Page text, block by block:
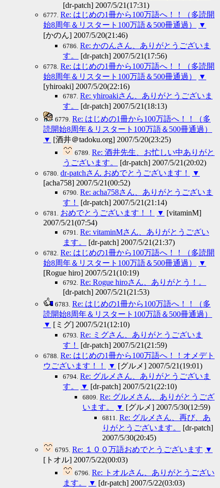
[dr-patch] 2007/5/21(17:31)
6777. Re: はじめの1冊から100万語へ！！（多読開
始8周年＆リスタート100万語＆500冊通過）
▼
[かのん] 2007/5/20(21:46)
6786. Re: かのんさん、ありがとうございま
す。
[dr-patch] 2007/5/21(17:56)
6778. Re: はじめの1冊から100万語へ！！（多読開
始8周年＆リスタート100万語＆500冊通過）
▼
[yhiroaki] 2007/5/20(22:16)
6787. Re: yhiroakiさん、ありがとうございま
す。
[dr-patch] 2007/5/21(18:13)
6779. Re: はじめの1冊から100万語へ！！（多
読開始8周年＆リスタート100万語＆500冊通過）
▼ [酒井＠tadoku.org] 2007/5/20(23:25)
6789. Re: 酒井先生、お忙しい中ありがと
うございます。
[dr-patch] 2007/5/21(20:02)
6780. dr-patchさん おめでとうございます！
▼
[acha758] 2007/5/21(00:52)
6790. Re: acha758さん、ありがとうございま
す！
[dr-patch] 2007/5/21(21:14)
6781. おめでとうございます！！ ▼ [vitaminM]
2007/5/21(07:54)
6791.
Re: vitaminMさん、ありがとうござい
ます。
[dr-patch] 2007/5/21(21:37)
6782. Re: はじめの1冊から100万語へ！！（多読開
始8周年＆リスタート100万語＆500冊通過）
▼
[Rogue hiro] 2007/5/21(10:19)
6792. Re: Rogue hiroさん、ありがとう！。
[dr-patch] 2007/5/21(21:53)
6783. Re: はじめの1冊から100万語へ！！（多
読開始8周年＆リスタート100万語＆500冊通過）
▼ [ミグ] 2007/5/21(12:10)
6793. Re: ミグさん、ありがとうございま
す！
[dr-patch] 2007/5/21(21:59)
6788. Re: はじめの1冊から100万語へ！！オメデト
ウございます！！
▼ [グルメ] 2007/5/21(19:01)
6794. Re: グルメさん、ありがとうございま
す。
▼ [dr-patch] 2007/5/21(22:10)
6809. Re: グルメさん、ありがとうござ
います。
▼ [グルメ] 2007/5/30(12:59)
6811.
Re: グルメさん、再び、あ
りがとうございます。
[dr-patch]
2007/5/30(20:45)
6795. Re: １００万語おめでとうございます ▼
[トオル] 2007/5/22(00:03)
6796. Re: トオルさん、ありがとうござい
ます。
▼ [dr-patch] 2007/5/22(03:03)